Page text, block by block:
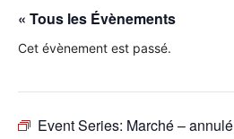
Laconnex
« Tous les Évènements
Cet évènement est passé.
Event Series: Marché – annulé